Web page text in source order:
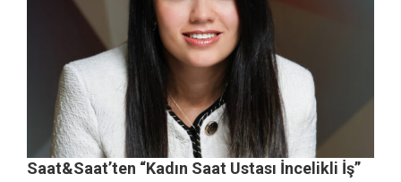
Saat&Saat’ten “Kadın Saat Ustası İncelikli İş”